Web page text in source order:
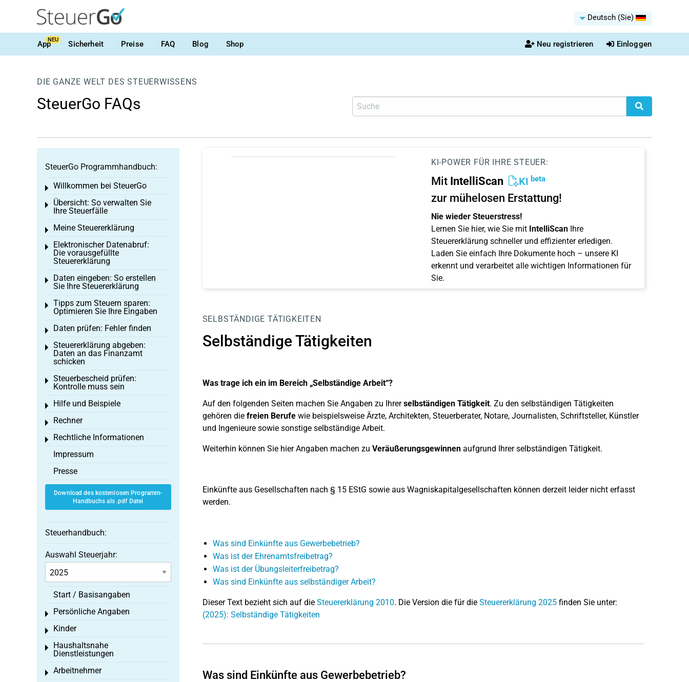
Deutsch (Sie)
AppNEU Sicherheit Preise FAQ Blog Shop Neu registrieren Einloggen
DIE GANZE WELT DES STEUERWISSENS
SteuerGo FAQs
KI-POWER FÜR IHRE STEUER:
Mit IntelliScan KI beta
zur mühelosen Erstattung!
Nie wieder Steuerstress!
Lernen Sie hier, wie Sie mit IntelliScanIhre
Steuererklärung schneller und effizienter erledigen.
Laden Sie einfach Ihre Dokumente hoch – unsere KI
erkennt und verarbeitet alle wichtigen Informationen für
Sie.
SELBSTÄNDIGE TÄTIGKEITEN
Selbständige Tätigkeiten
Was trage ich ein im Bereich „Selbständige Arbeit“?
Auf den folgenden Seiten machen Sie Angaben zu Ihrerselbständigen Tätigkeit. Zu den selbständigen Tätigkeiten
gehören die freien Berufewie beispielsweise Ärzte, Architekten, Steuerberater, Notare, Journalisten, Schriftsteller, Künstler
und Ingenieure sowie sonstige selbständige Arbeit.
Weiterhin können Sie hier Angaben machen zu Veräußerungsgewinnenaufgrund Ihrer selbständigen Tätigkeit.
Einkünfte aus Gesellschaften nach § 15 EStG sowie aus Wagniskapitalgesellschaften können derzeit leider nicht erfasst
werden.
Was sind Einkünfte aus Gewerbebetrieb?
Was ist der Ehrenamtsfreibetrag?
Was ist der Übungsleiterfreibetrag?
Was sind Einkünfte aus selbständiger Arbeit?
Dieser Text bezieht sich auf die Steuererklärung 2010. Die Version die für die Steuererklärung 2025finden Sie unter:
(2025): Selbständige Tätigkeiten
Was sind Einkünfte aus Gewerbebetrieb?
SteuerGo Programmhandbuch:
Willkommen bei SteuerGo
Toggle menu
Übersicht: So verwalten Sie
Ihre Steuerfälle
Toggle menu
Meine Steuererklärung
Toggle menu
Elektronischer Datenabruf:
Die vorausgefüllte
Steuererklärung
Toggle menu
Daten eingeben: So erstellen
Sie Ihre Steuererklärung
Toggle menu
Tipps zum Steuern sparen:
Optimieren Sie Ihre Eingaben
Toggle menu
Daten prüfen: Fehler finden
Toggle menu
Steuererklärung abgeben:
Daten an das Finanzamt
schicken
Toggle menu
Steuerbescheid prüfen:
Kontrolle muss sein
Toggle menu
Hilfe und Beispiele
Toggle menu
Rechner
Toggle menu
Rechtliche Informationen
Toggle menu
Impressum
Presse
Download des kostenlosen Programm-
Handbuchs als .pdf Datei
Steuerhandbuch:
Auswahl Steuerjahr:
Start / Basisangaben
Persönliche Angaben
Toggle menu
Kinder
Toggle menu
Haushaltsnahe
Dienstleistungen
Toggle menu
Arbeitnehmer
Toggle menu